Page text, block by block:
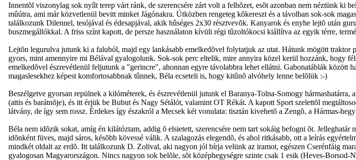
Innentõl viszonylag sok nyílt terep várt ránk, de szerencsére zárt volt a felhõzet, esõt azonban nem néztünk
mûútra, ami már közvetlenül bevitt minket Jágónakra. Útközben rengeteg kõkereszt és a távolban sok-sok
találkozunk Dilennel, tesójával és édesapjával, akik hûséges 2x30 résztvevõk. Kanyarok és enyhe lejtõ után
buszmegállókkal. A friss színt kapott, de persze használaton kívüli régi tûzoltókocsi kiállítva az egyik térre,
Lejtõn legurulva jutunk ki a faluból, majd egy lankásabb emelkedõvel folytatjuk az utat. Hátunk mögött
gyors, mint amennyire mi Bélával gyalogolunk. Sok-sok perc eltelik, mire annyira közel kerül hozzánk, hogy
emelkedõvel észrevétlenül feljutunk a "gerincre", ahonnan egyre távolabbra lehet ellátni. Gabonatáblák között
magaslesekhez képest komfortosabbnak tûnnek, Béla ecseteli is, hogy kitûnõ alvóhely lenne belõlük :-)
Beszélgetve gyorsan repülnek a kilóméterek, és észrevétlenül jutunk el Baranya-Tolna-Somogy
(attis és barátnõje), és itt érjük be Bubut és Nagy Sétálót, valamint OT Rékát. A kapott Sport szelettõl
látvány, de így sem rossz. Érdekes így északról a Mecsek két vonulata: tisztán kivehetõ a Zengõ, a Hármas-
Béla nem idõzik sokat, amíg én kilátóztam, addig õ elsietett, szerencsére nem tart sokáig befogni õt.
idõnként füves, majd sáros, késõbb kövessé válik. A szalagozás elegendõ, és ahol ritkásabb, ott a leírás
mindkét oldalt az erdõ. Itt találkozunk D. Zolival, aki nagyon jól bírja velünk az iramot, egészen Cserénfáig
gyalogosan Magyarországon. Nincs nagyon sok belõle, sõt középhegységre szinte csak 1 esik (Heves-Borsod-